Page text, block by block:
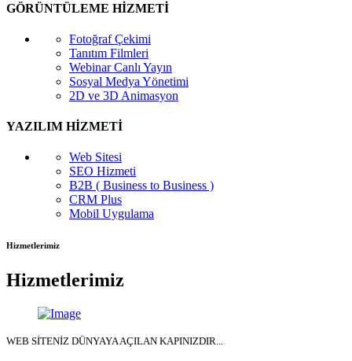
GÖRÜNTÜLEME HİZMETİ
Fotoğraf Çekimi
Tanıtım Filmleri
Webinar Canlı Yayın
Sosyal Medya Yönetimi
2D ve 3D Animasyon
YAZILIM HİZMETİ
Web Sitesi
SEO Hizmeti
B2B ( Business to Business )
CRM Plus
Mobil Uygulama
Hizmetlerimiz
Hizmetlerimiz
WEB SİTENİZ DÜNYAYA AÇILAN KAPINIZDIR...